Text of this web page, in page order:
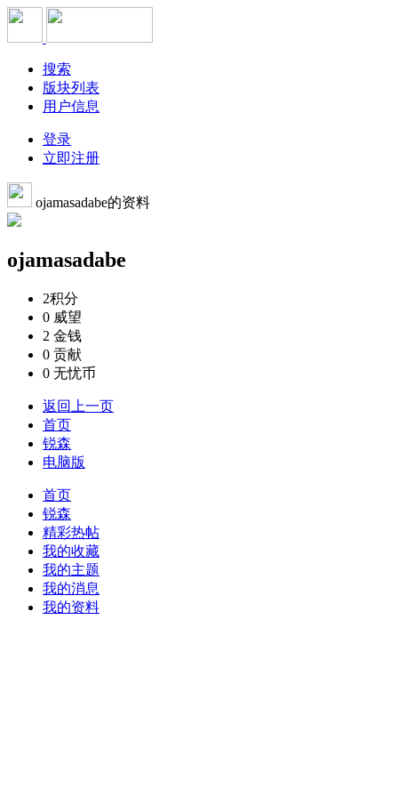
搜索
版块列表
用户信息
登录
立即注册
ojamasadabe的资料
ojamasadabe
2积分
0 威望
2 金钱
0 贡献
0 无忧币
返回上一页
首页
锐森
电脑版
首页
锐森
精彩热帖
我的收藏
我的主题
我的消息
我的资料